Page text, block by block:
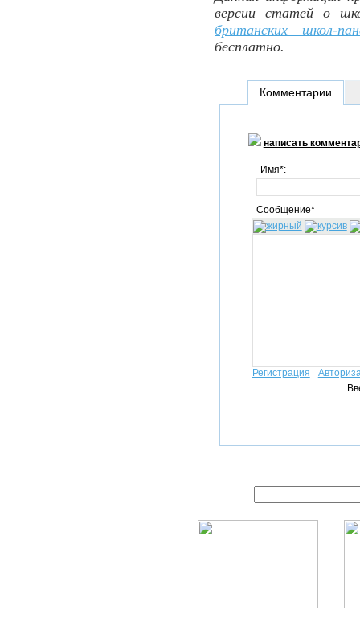
версии статей о
британских школ-
бесплатно.
Комментарии
написать
Имя*:
Сообщение*
Регистрация